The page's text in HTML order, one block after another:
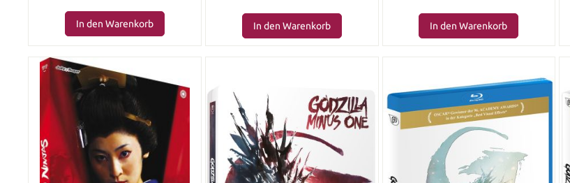
In den Warenkorb In den Warenkorb In den Warenkorb